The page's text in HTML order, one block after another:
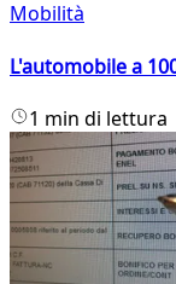
Mobilità
L'automobile a
1 min di lettura